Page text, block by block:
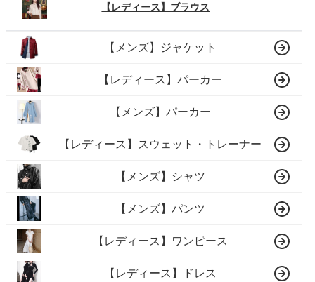
【レディース】ブラウス
【メンズ】ジャケット
【レディース】パーカー
【メンズ】パーカー
【レディース】スウェット・トレーナー
【メンズ】シャツ
【メンズ】パンツ
【レディース】ワンピース
【レディース】ドレス